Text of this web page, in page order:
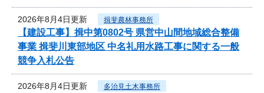
2026年8月4日更新 揖斐農林事務所
【建設工事】揖中第0802号 県営中山間地域総合整備
事業 揖斐川東部地区 中名礼用水路工事に関する一般
競争入札公告
2026年8月4日更新 多治見土木事務所